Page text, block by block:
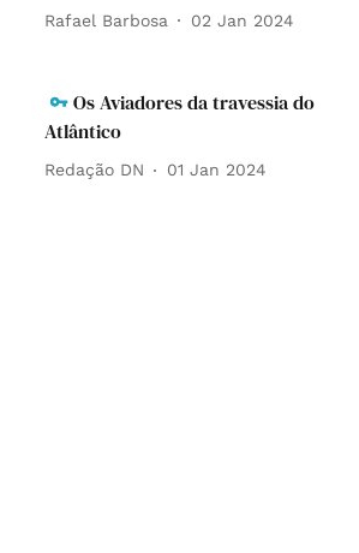
Rafael Barbosa 02 Jan 2024
Os Aviadores da travessia do
Atlântico
Redação DN 01 Jan 2024